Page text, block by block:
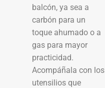
balcón, ya sea a
carbón para un
toque ahumado o a
gas para mayor
practicidad.
Acompáñala con los
utensilios que